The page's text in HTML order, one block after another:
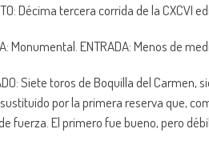
Décima tercera corrida de la CXCVI
Monumental. ENTRADA: Menos de
Siete toros de Boquilla del
por la primera reserva que,
fuerza. El primero fue bueno, pero